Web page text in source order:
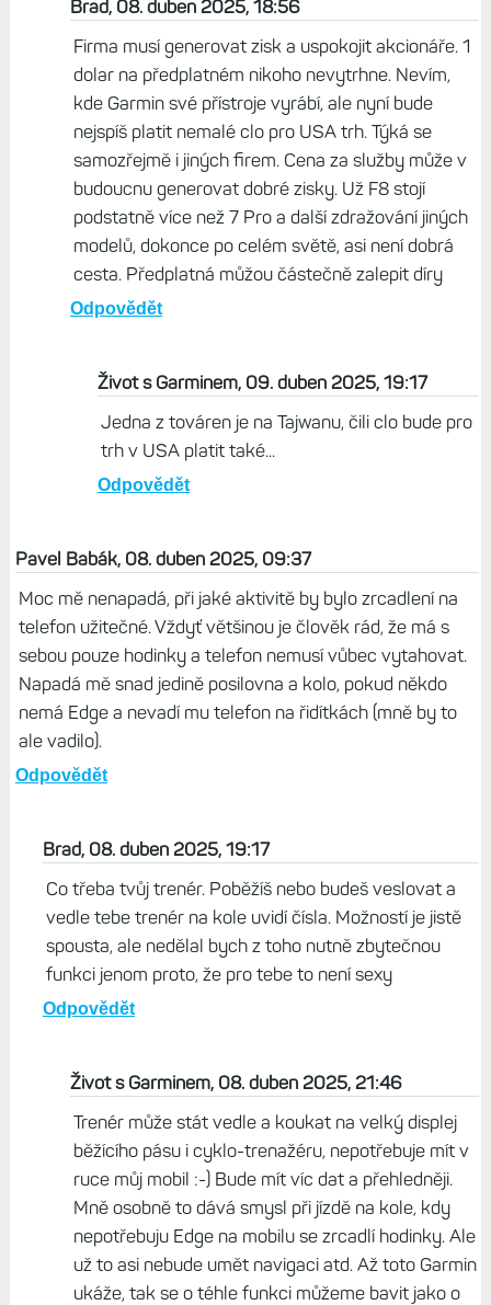
Pepa, 08. duben 2025, 11:44
No, mě hlavně přijde hrozný, že člověk potřebuje/chce
jednu funkci z paywallu a musí zaplatit za všecky. I
když je nepotřebuje/nechce.
Odpovědět
Brad, 08. duben 2025, 18:56
Firma musí generovat zisk a uspokojit akcionáře. 1
kde Garmin své přístroje vyrábí, ale nyní bude
samozřejmě i jiných firem. Cena za služby může v
budoucnu generovat dobré zisky. Už F8 stojí
podstatně více než 7 Pro a další zdražování jiných
cesta. Předplatná můžou částečně zalepit díry
Život s Garminem, 09. duben 2025, 19:17
Jedna z továren je na Tajwanu, čili clo bude pro
trh v USA platit také...
telefon užitečné. Vždyť většinou je člověk rád, že má s
sebou pouze hodinky a telefon nemusí vůbec vytahovat.
Napadá mě snad jedině posilovna a kolo, pokud někdo
nemá Edge a nevadí mu telefon na řidítkách (mně by to
ale vadilo).
Brad, 08. duben 2025, 19:17
Co třeba tvůj trenér. Poběžíš nebo budeš veslovat a
vedle tebe trenér na kole uvidí čísla. Možností je jistě
spousta, ale nedělal bych z toho nutně zbytečnou
funkci jenom proto, že pro tebe to není sexy
Odpovědět